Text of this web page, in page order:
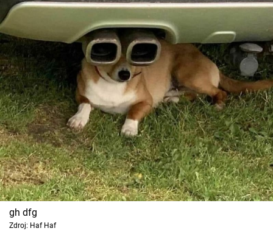
gh dfg
Zdroj: Haf Haf